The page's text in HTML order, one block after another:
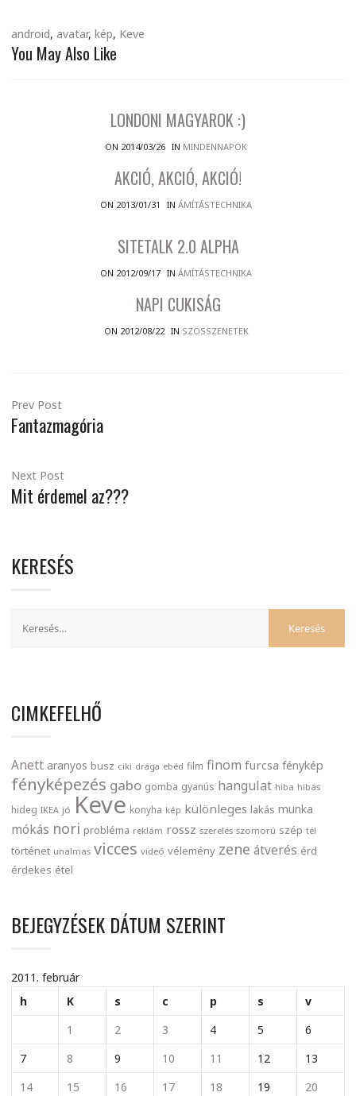
android, avatar, kép, Keve
You May Also Like
LONDONI MAGYAROK :)
ON 2014/03/26 IN MINDENNAPOK
AKCIÓ, AKCIÓ, AKCIÓ!
ON 2013/01/31 IN ÁMÍTÁSTECHNIKA
SITETALK 2.0 ALPHA
ON 2012/09/17 IN ÁMÍTÁSTECHNIKA
NAPI CUKISÁG
ON 2012/08/22 IN SZÖSSZENETEK
Prev Post
Fantazmagória
Next Post
Mit érdemel az???
KERESÉS
CIMKEFELHŐ
Anett aranyos busz ciki drága ebéd film finom furcsa fénykép
fényképezés gabo gomba gyanús hangulat hiba hibás
hideg IKEA jó Keve konyha kép különleges lakás munka
mókás nori probléma reklám rossz szerelés szomorú szép tél
történet unalmas vicces videó vélemény zene átverés érd
érdekes étel
BEJEGYZÉSEK DÁTUM SZERINT
2011. február
h
K s c p s
v
1
2 3 4 5
6
7
8 9 10 11 12
13
14
15 16 17 18 19
20